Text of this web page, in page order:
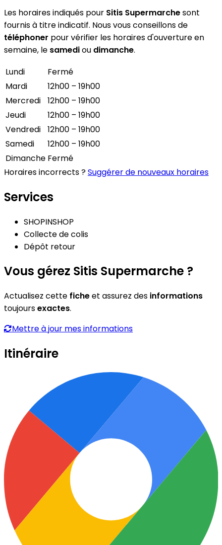
Les horaires indiqués pour Sitis Supermarchesont
fournis à titre indicatif. Nous vous conseillons de
téléphoner pour vérifier les horaires d'ouverture en
semaine, le samediou dimanche.
Lundi
Fermé
Mardi
12h00 – 19h00
Mercredi
12h00 – 19h00
Jeudi
12h00 – 19h00
Vendredi
12h00 – 19h00
Samedi
12h00 – 19h00
Dimanche Fermé
Horaires incorrects ?Suggérer de nouveaux horaires
Services
SHOPINSHOP
Collecte de colis
Dépôt retour
Vous gérez Sitis Supermarche ?
Actualisez cette ficheet assurez des informations
toujoursexactes.
Mettre à jour mes informations
Itinéraire